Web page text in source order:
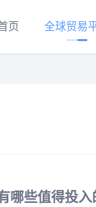
页 全球贸易
哪些值得投